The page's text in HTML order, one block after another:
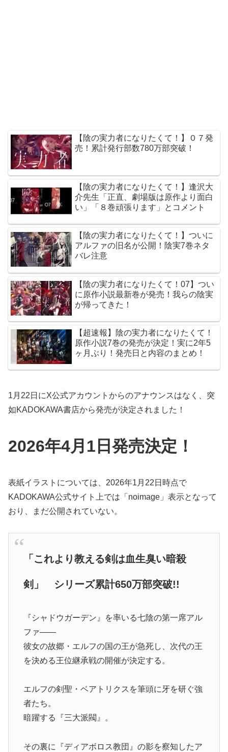
【陰の実力者になりたくて！】０７発
売！累計発行部数780万部突破！
【陰の実力者になりたくて！】逢沢大
介先生「正直、劇場版は原作より面白
い」「８巻頑張ります」とコメント
【陰の実力者になりたくて！】ついに
アルファの旧名が公開！陰実7巻ネタ
バレ注意
【陰の実力者になりたくて！07】つい
に原作小説最新巻が発売！我らの陰実
が帰ってきた！
【超速報】陰の実力者になりたくて！
原作小説7巻の発売が決定！実に2年5
ヶ月ぶり！発売日と内容のまとめ！
1月22日にX公式アカウントからのアナウンスはなく、突
如KADOKAWA書店から発売が決定されました！
2026年4月1日発売決定！
表紙イラストについては、2026年1月22日時点で
KADOKAWA公式サイト上では「noimage」表示となって
おり、まだ公開されていない。
「これより教える剣は血生臭い暗殺
剣」 シリーズ累計650万部突破!!
『シャドウガーデン』を率いる七陰の第一席アル
ファ――
彼女の故郷・エルフの国の王が急死し、次代の王
を決める王位継承戦の開催が決定する。
エルフの剣聖・ベアトリクスを筆頭に牙を研ぐ強
者たち。
暗躍する『三大派閥』。
その裏に『ディアボロス教団』の影を察知したア